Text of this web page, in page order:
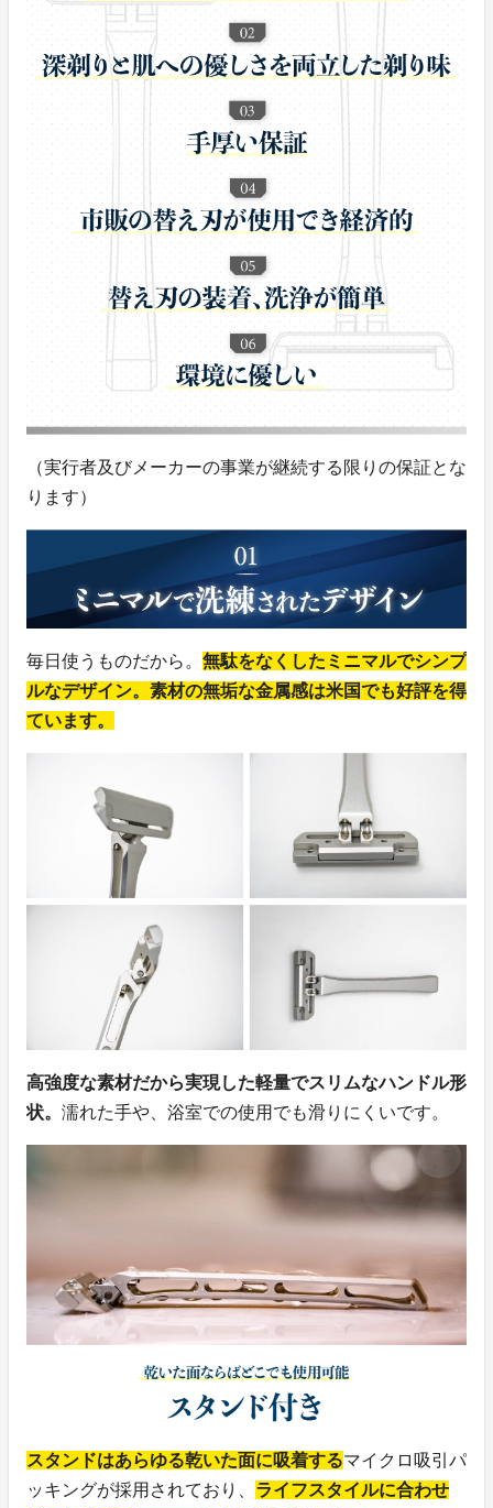
（実行者及びメーカーの事業が継続する限りの保証とな
ります）
毎日使うものだから。 無駄をなくしたミニマルでシンプ
ルなデザイン。素材の無垢な金属感は米国でも好評を得
ています。
高強度な素材だから実現した軽量でスリムなハンドル形
状。 濡れた手や、浴室での使用でも滑りにくいです。
スタンドはあらゆる乾いた面に吸着するマイクロ吸引パ
ッキングが採用されており、 ライフスタイルに合わせ